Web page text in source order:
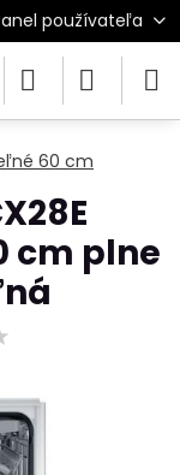
používateľa
60 cm
cm plne